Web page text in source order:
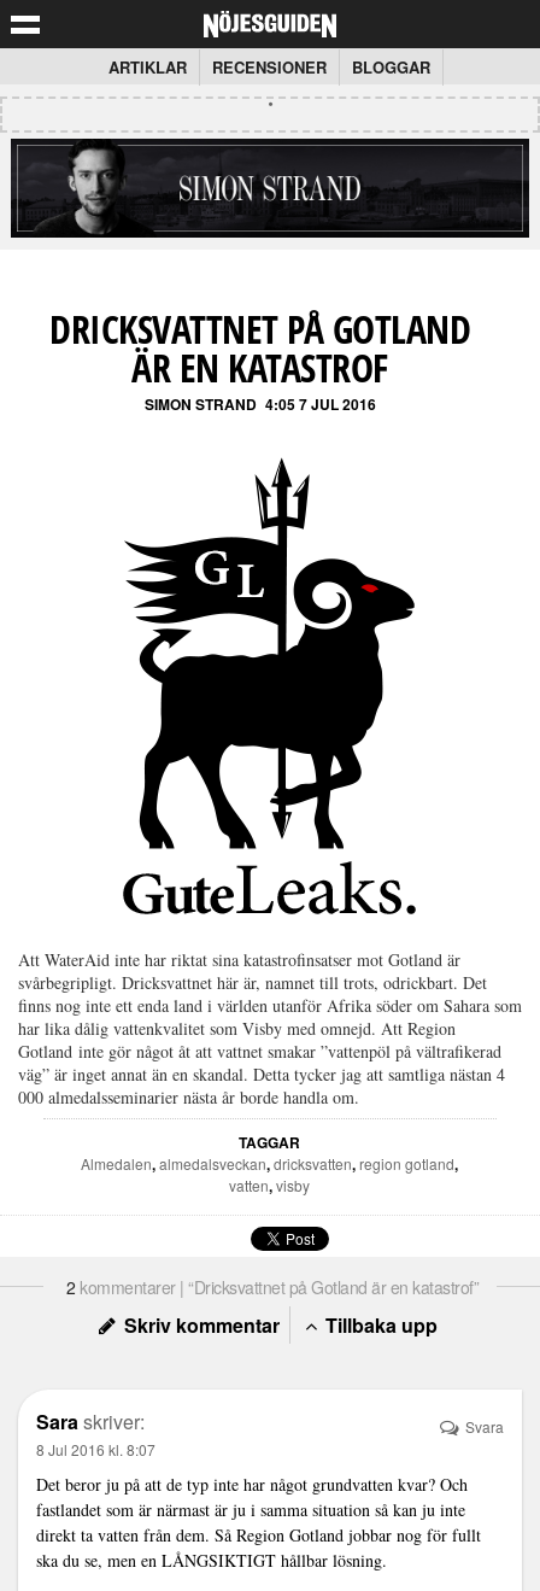
ARTIKLAR RECENSIONER BLOGGAR
DRICKSVATTNET PÅ GOTLAND
ÄR EN KATASTROF
SIMON STRAND 4:05 7 JUL 2016
Att WaterAid inte har riktat sina katastrofinsatser mot Gotland är
svårbegripligt. Dricksvattnet här är, namnet till trots, odrickbart. Det
finns nog inte ett enda land i världen utanför Afrika söder om Sahara som
har lika dålig vattenkvalitet som Visby med omnejd. Att Region
Gotland inte gör något åt att vattnet smakar ”vattenpöl på vältrafikerad
väg” är inget annat än en skandal. Detta tycker jag att samtliga nästan 4
000 almedalsseminarier nästa år borde handla om.
TAGGAR
Almedalen,almedalsveckan,dricksvatten,region gotland,
vatten,visby
2 kommentarer | “Dricksvattnet på Gotland är en katastrof”
Skriv kommentar Tillbaka upp
Saraskriver:
8 Jul 2016 kl. 8:07
Det beror ju på att de typ inte har något grundvatten kvar? Och
fastlandet som är närmast är ju i samma situation så kan ju inte
direkt ta vatten från dem. Så Region Gotland jobbar nog för fullt
ska du se, men en LÅNGSIKTIGT hållbar lösning.
Svara